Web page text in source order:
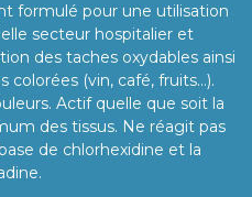
formulé pour une utilisation
secteur hospitalier et
des taches oxydables ainsi
colorées (vin, café, fruits…).
Actif quelle que soit la
des tissus. Ne réagit pas
de chlorhexidine et la